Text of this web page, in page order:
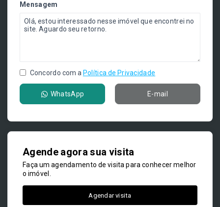
Mensagem
Concordo com a Política de Privacidade
WhatsApp E-mail
Agende agora sua visita
Faça um agendamento de visita para conhecer melhor
o imóvel.
Agendar visita